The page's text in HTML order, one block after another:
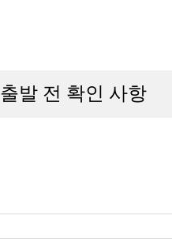
출발 전 확인 사항